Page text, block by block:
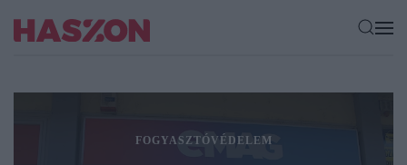
FOGYASZTÓVÉDELEM